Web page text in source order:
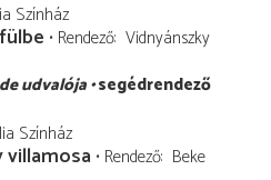
Színház
Rendező Vidnyánszky
udvalója segédrendező
Színház
villamosa Rendező Beke